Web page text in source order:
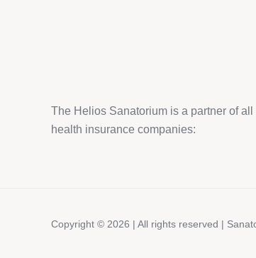
The Helios Sanatorium is a partner of all
health insurance companies:
Copyright © 2026 | All rights reserved |